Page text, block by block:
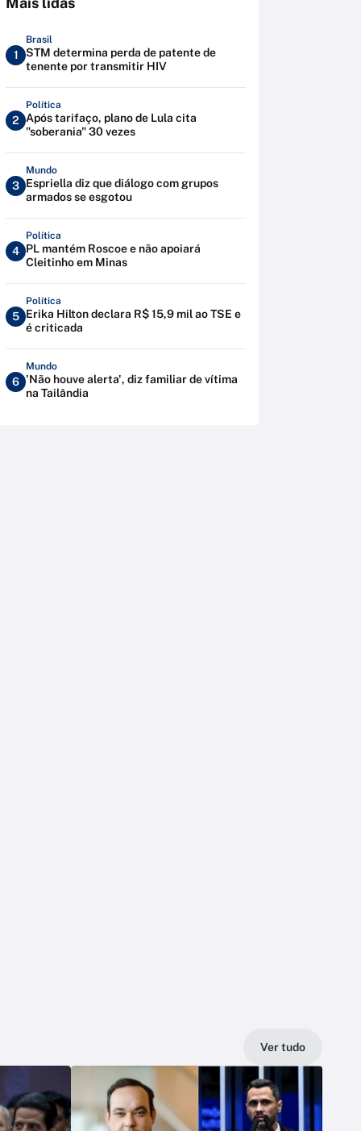
1
Brasil
STM determina perda de patente de
tenente por transmitir HIV
2
Política
Após tarifaço, plano de Lula cita
"soberania" 30 vezes
3
Mundo
Espriella diz que diálogo com grupos
armados se esgotou
4
Política
PL mantém Roscoe e não apoiará
Cleitinho em Minas
5
Política
Erika Hilton declara R$ 15,9 mil ao TSE e
é criticada
6
Mundo
'Não houve alerta', diz familiar de vítima
na Tailândia
Ver tudo